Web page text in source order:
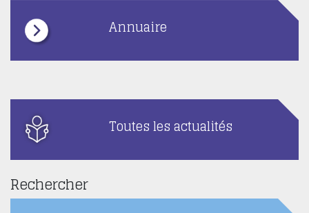
Annuaire
Toutes les actualités
Rechercher